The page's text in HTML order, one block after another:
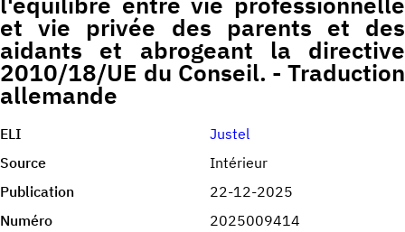
et vie privée des parents et des
aidants et abrogeant la directive
2010/18/UE du Conseil. - Traduction
allemande
ELI
Justel
Source
Intérieur
Publication
22-12-2025
Numéro
2025009414